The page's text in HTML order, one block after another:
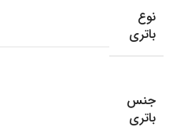
نوع
باتری
جنس
باتری